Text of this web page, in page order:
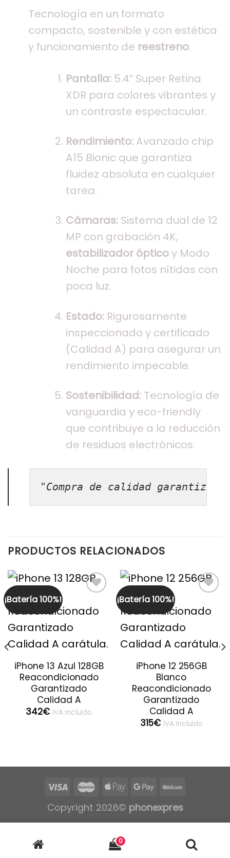
Tecnología en un formato
compacto, sostenible y con estética
y funcionamiento de reestreno.
Pantalla:5.4″ Super Retina
XDR para colores vibrantes y
un contraste espectacular.
Rendimiento:Avanzado chip
A15 Bionic que garantiza
fluidez absoluta en cualquier
tarea.
Cámaras:Sistema dual de 12
MP con grabación 4K,
estabilizador ópticoy Modo
Noche para fotos nítidas con
poca luz.
Estado:Rigurosamente
inspeccionado y certificado
(Calidad A) para asegurar un
rendimiento impecable.
Sostenibilidad:Tecnología de
vanguardia y eco-friendly
que contribuye a la reducción
de residuos electrónicos.
"Compra de calidad
PRODUCTOS RELACIONADOS
¡Batería 100%!
iPhone 13 Azul 128GB
Reacondicionado
Garantizado
Calidad A
342€ IVA Incluido
¡Batería 100%!
iPhone 12 256GB
Blanco
Reacondicionado
Garantizado
Calidad A
315€ IVA Incluido
Copyright 2026© phonexpres
0